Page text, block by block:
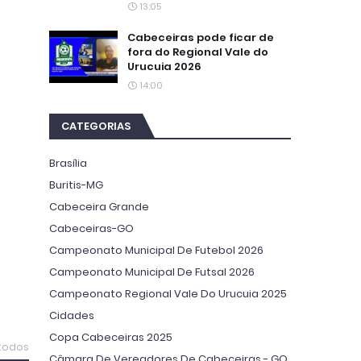
13:05
Cabeceiras pode ficar de
fora do Regional Vale do
Urucuia 2026
14:00
CATEGORIAS
Brasília
Buritis-MG
Cabeceira Grande
Cabeceiras-GO
Campeonato Municipal De Futebol 2026
Campeonato Municipal De Futsal 2026
Campeonato Regional Vale Do Urucuia 2025
Cidades
Copa Cabeceiras 2025